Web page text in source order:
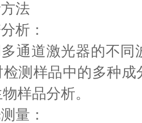
法
析：
通道激光器的不同
测样品中的多种
样品分析。
量：